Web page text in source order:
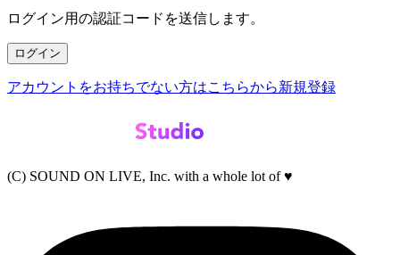
ログイン用の認証コードを送信します。
ログイン
アカウントをお持ちでない方はこちらから新規登録
(C) SOUND ON LIVE, Inc. with a whole lot of ♥